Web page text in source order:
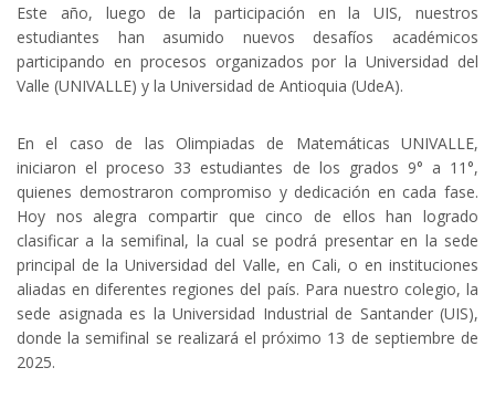
Este año, luego de la participación en la UIS, nuestros
estudiantes han asumido nuevos desafíos académicos
participando en procesos organizados por la Universidad del
Valle (UNIVALLE) y la Universidad de Antioquia (UdeA).
En el caso de las Olimpiadas de Matemáticas UNIVALLE,
iniciaron el proceso 33 estudiantes de los grados 9° a 11°,
quienes demostraron compromiso y dedicación en cada fase.
Hoy nos alegra compartir que cinco de ellos han logrado
clasificar a la semifinal, la cual se podrá presentar en la sede
principal de la Universidad del Valle, en Cali, o en instituciones
aliadas en diferentes regiones del país. Para nuestro colegio, la
sede asignada es la Universidad Industrial de Santander (UIS),
donde la semifinal se realizará el próximo 13 de septiembre de
2025.